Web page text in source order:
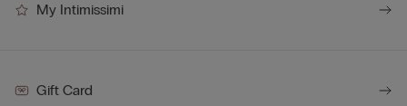
My Intimissimi
Gift Card